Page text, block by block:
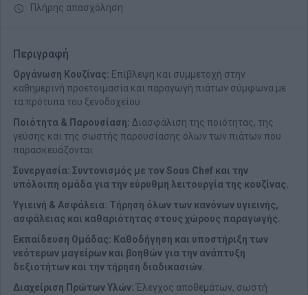
Πλήρης απασχόληση
Περιγραφή
Οργάνωση Κουζίνας: Επίβλεψη και συμμετοχή στην
καθημερινή προετοιμασία και παραγωγή πιάτων σύμφωνα με
τα πρότυπα του ξενοδοχείου.
Ποιότητα & Παρουσίαση: Διασφάλιση της ποιότητας, της
γεύσης και της σωστής παρουσίασης όλων των πιάτων που
παρασκευάζονται.
Συνεργασία: ​Συντονισμός με τον Sous Chef και την
υπόλοιπη ομάδα για την εύρυθμη λειτουργία της κουζίνας.
Υγιεινή & Ασφάλεια: Τήρηση όλων των κανόνων υγιεινής,
ασφάλειας και καθαριότητας στους χώρους παραγωγής.
Εκπαίδευση Ομάδας: Καθοδήγηση και υποστήριξη των
νεότερων μαγείρων και βοηθών για την ανάπτυξη
δεξιοτήτων και την τήρηση διαδικασιών.
Διαχείριση Πρώτων Υλών:Έλεγχος αποθεμάτων, σωστή